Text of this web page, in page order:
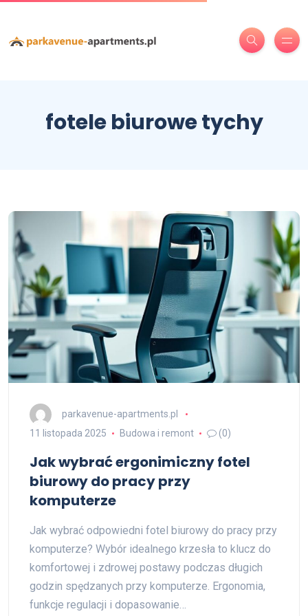
fotele biurowe tychy
parkavenue-apartments.pl
11 listopada 2025
Budowa i remont (0)
Jak wybrać ergonimiczny fotel
biurowy do pracy przy
komputerze
Jak wybrać odpowiedni fotel biurowy do pracy przy
komputerze? Wybór idealnego krzesła to klucz do
komfortowej i zdrowej postawy podczas długich
godzin spędzanych przy komputerze. Ergonomia,
funkcje regulacji i dopasowanie…